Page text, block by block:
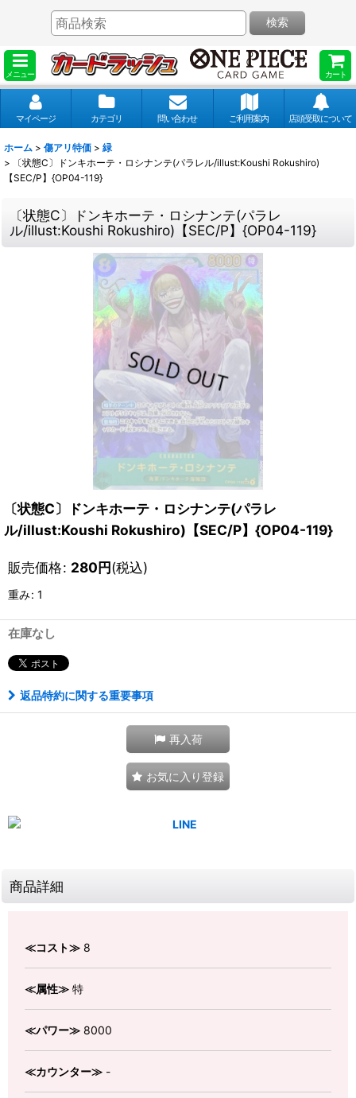
メニュー カート
検索
マイページ カテゴリ 問い合わせ ご利用案内 店頭受取について
ホーム > 傷アリ特価 > 緑
>
〔状態C〕ドンキホーテ・ロシナンテ(パラレル/illust:Koushi Rokushiro)
【SEC/P】{OP04-119}
〔状態C〕ドンキホーテ・ロシナンテ(パラレ
ル/illust:Koushi Rokushiro)【SEC/P】{OP04-119}
〔状態C〕ドンキホーテ・ロシナンテ(パラレ
ル/illust:Koushi Rokushiro)【SEC/P】{OP04-119}
販売価格: 280円(税込)
重み: 1
在庫なし
返品特約に関する重要事項
再入荷
お気に入り登録
商品詳細
≪コスト≫ 8
≪属性≫ 特
≪パワー≫ 8000
≪カウンター≫ -